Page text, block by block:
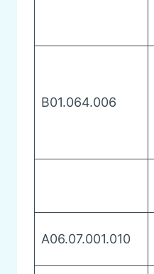
B01.064.006
A06.07.001.010